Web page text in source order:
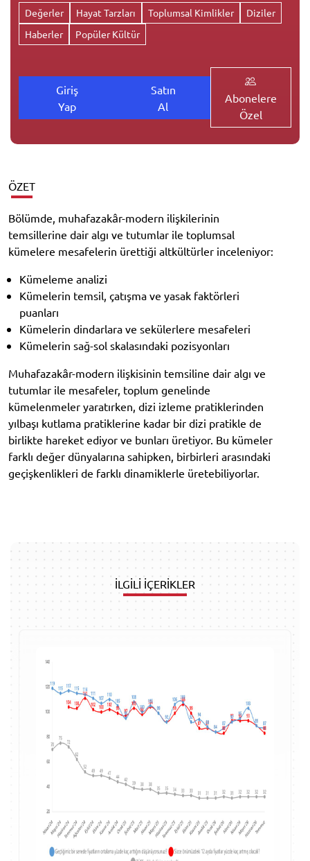
Değerler Hayat Tarzları Toplumsal Kimlikler
Diziler
Haberler
Popüler Kültür
Giriş
Yap
Satın
Al
Abonelere
Özel
ÖZET
Bölümde, muhafazakâr-modern ilişkilerinin
temsillerine dair algı ve tutumlar ile toplumsal
kümelere mesafelerin ürettiği altkültürler inceleniyor:
Kümeleme analizi
Kümelerin temsil, çatışma ve yasak faktörleri
puanları
Kümelerin dindarlara ve sekülerlere mesafeleri
Kümelerin sağ-sol skalasındaki pozisyonları
Muhafazakâr-modern ilişkisinin temsiline dair algı ve
tutumlar ile mesafeler, toplum genelinde
kümelenmeler yaratırken, dizi izleme pratiklerinden
yılbaşı kutlama pratiklerine kadar bir dizi pratikle de
birlikte hareket ediyor ve bunları üretiyor. Bu kümeler
farklı değer dünyalarına sahipken, birbirleri arasındaki
geçişkenlikleri de farklı dinamiklerle üretebiliyorlar.
İLGİLİ İÇERİKLER